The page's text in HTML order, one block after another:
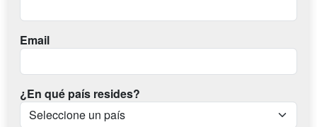
Email
¿En qué país resides?